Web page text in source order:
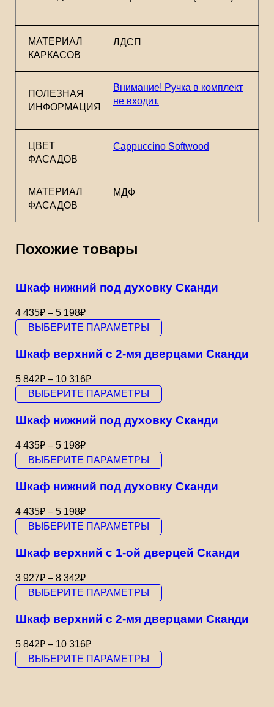
МАТЕРИАЛ
КАРКАСОВ
ЛДСП
ПОЛЕЗНАЯ
ИНФОРМАЦИЯ
Внимание! Ручка в комплект
не входит.
ЦВЕТ
ФАСАДОВ
Cappuccino Softwood
МАТЕРИАЛ
ФАСАДОВ
МДФ
Похожие товары
Шкаф нижний под духовку Сканди
4 435₽ – 5 198₽
ВЫБЕРИТЕ ПАРАМЕТРЫ
Шкаф верхний с 2-мя дверцами Сканди
5 842₽ – 10 316₽
ВЫБЕРИТЕ ПАРАМЕТРЫ
Шкаф нижний под духовку Сканди
4 435₽ – 5 198₽
ВЫБЕРИТЕ ПАРАМЕТРЫ
Шкаф нижний под духовку Сканди
4 435₽ – 5 198₽
ВЫБЕРИТЕ ПАРАМЕТРЫ
Шкаф верхний с 1-ой дверцей Сканди
3 927₽ – 8 342₽
ВЫБЕРИТЕ ПАРАМЕТРЫ
Шкаф верхний с 2-мя дверцами Сканди
5 842₽ – 10 316₽
ВЫБЕРИТЕ ПАРАМЕТРЫ